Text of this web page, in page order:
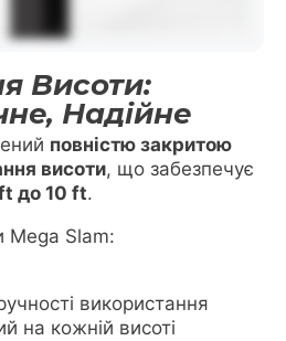
Висоти:
Надійне
повністю закритою
висоти, що забезпечує
до 10 ft.
Mega Slam:
використання
на кожній висоті